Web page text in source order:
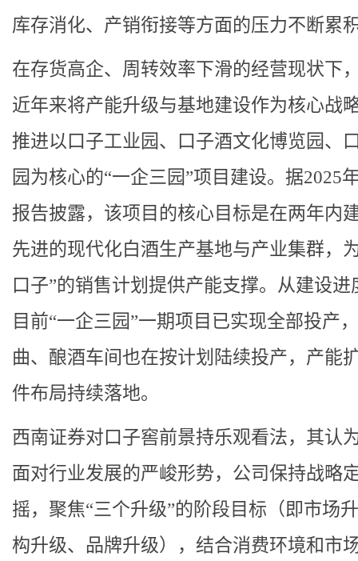
库存消化、产销衔接等方面的压力不断累
在存货高企、周转效率下滑的经营现状下
近年来将产能升级与基地建设作为核心战
推进以口子工业园、口子酒文化博览园、
园为核心的“一企三园”项目建设。据2025
报告披露，该项目的核心目标是在两年内
先进的现代化白酒生产基地与产业集群，
口子”的销售计划提供产能支撑。从建设进
目前“一企三园”一期项目已实现全部投产
曲、酿酒车间也在按计划陆续投产，产能
件布局持续落地。
西南证券对口子窖前景持乐观看法，其认
面对行业发展的严峻形势，公司保持战略
摇，聚焦“三个升级”的阶段目标（即市场
构升级、品牌升级），结合消费环境和市